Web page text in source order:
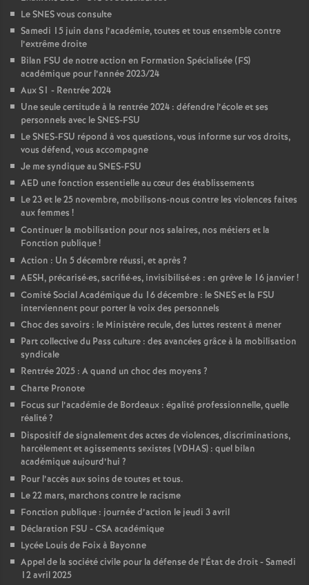
Le SNES vous consulte
Samedi 15 juin dans l’académie, toutes et tous ensemble contre
l’extrême droite
Bilan FSU de notre action en Formation Spécialisée (FS)
académique pour l’année 2023/24
Aux S1 - Rentrée 2024
Une seule certitude à la rentrée 2024 : défendre l’école et ses
personnels avec le SNES-FSU
Le SNES-FSU répond à vos questions, vous informe sur vos droits,
vous défend, vous accompagne
Je me syndique au SNES-FSU
AED une fonction essentielle au cœur des établissements
Le 23 et le 25 novembre, mobilisons-nous contre les violences faites
aux femmes !
Continuer la mobilisation pour nos salaires, nos métiers et la
Fonction publique!
Action : Un 5 décembre réussi, et après ?
AESH, précarisé·es, sacrifié·es, invisibilisé·es : en grève le 16 janvier!
Comité Social Académique du 16 décembre : le SNES et la FSU
interviennent pour porter la voix des personnels
Choc des savoirs : le Ministère recule, des luttes restent à mener
Part collective du Pass culture : des avancées grâce à la mobilisation
syndicale
Rentrée 2025 : A quand un choc des moyens ?
Charte Pronote
Focus sur l’académie de Bordeaux : égalité professionnelle, quelle
réalité?
Dispositif de signalement des actes de violences, discriminations,
harcèlement et agissements sexistes (VDHAS) : quel bilan
académique aujourd’hui ?
Pour l’accès aux soins de toutes et tous.
Le 22 mars, marchons contre le racisme
Fonction publique : journée d’action le jeudi 3 avril
Déclaration FSU - CSA académique
Lycée Louis de Foix à Bayonne
Appel de la société civile pour la défense de l’État de droit - Samedi
12 avril 2025